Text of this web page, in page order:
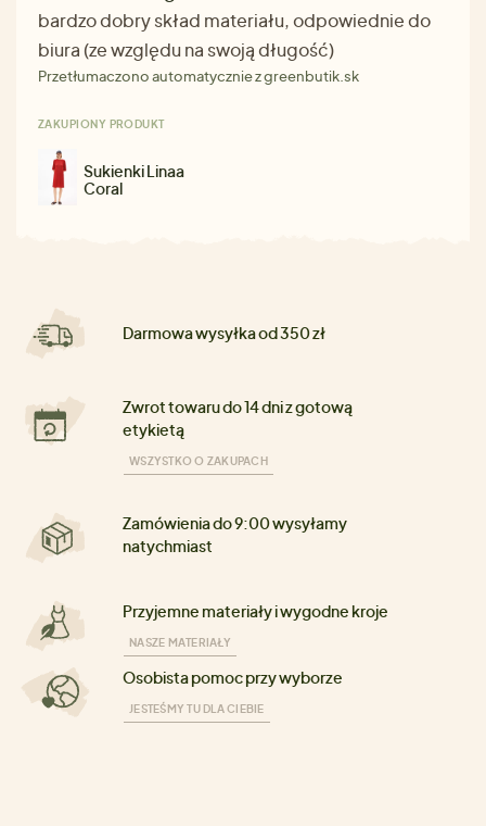
bardzo dobry skład materiału, odpowiednie do
biura (ze względu na swoją długość)
Przetłumaczono automatycznie z greenbutik.sk
ZAKUPIONY PRODUKT
Sukienki Linaa
Coral
Darmowa wysyłka od 350 zł
Zwrot towaru do 14 dni z gotową
etykietą
WSZYSTKO O ZAKUPACH
Zamówienia do 9:00 wysyłamy
natychmiast
Przyjemne materiały i wygodne kroje
NASZE MATERIAŁY
Osobista pomoc przy wyborze
JESTEŚMY TU DLA CIEBIE